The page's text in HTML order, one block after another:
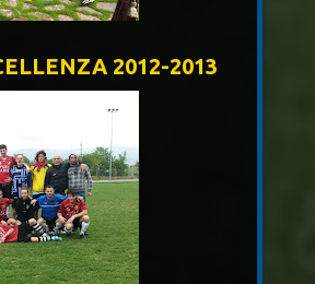
2012-2013